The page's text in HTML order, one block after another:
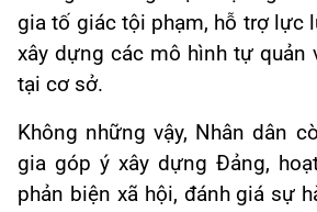
gia tố giác tội phạm, hỗ trợ lực
xây dựng các mô hình tự quản
tại cơ sở.
Không những vậy, Nhân dân
gia góp ý xây dựng Đảng,
phản biện xã hội, đánh giá sự